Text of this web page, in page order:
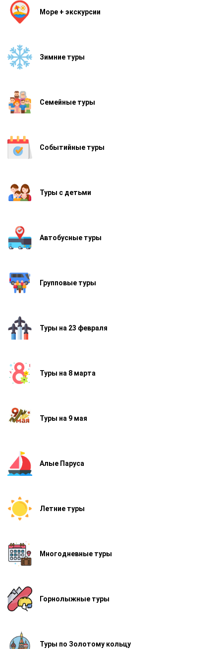
Море + экскурсии
Зимние туры
Семейные туры
Событийные туры
Туры с детьми
Автобусные туры
Групповые туры
Туры на 23 февраля
Туры на 8 марта
Туры на 9 мая
Алые Паруса
Летние туры
Многодневные туры
Горнолыжные туры
Туры по Золотому кольцу